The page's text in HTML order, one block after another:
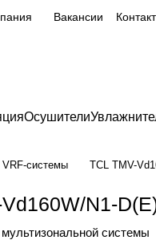
Вакансии
Осушители
системы TCL TMV-
N1-
системы